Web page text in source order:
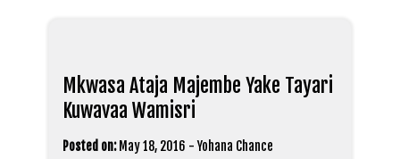
Mkwasa Ataja Majembe Yake Tayari
Kuwavaa Wamisri
Posted on: May 18, 2016 -Yohana Chance